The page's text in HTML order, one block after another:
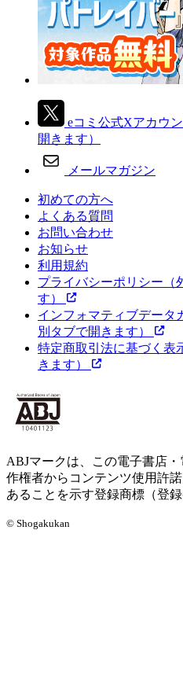
eコミ公式Xアカウン
開きます）
メールマガジン
初めての方へ
よくある質問
お問い合わせ
お知らせ
利用規約
プライバシーポリシー
す）
インフォマティブデータ
別タブで開きます）
特定商取引法に基づく表
きます）
ABJマークは、この電子書店
作権者からコンテンツ使用許
あることを示す登録商標（登録
© Shogakukan